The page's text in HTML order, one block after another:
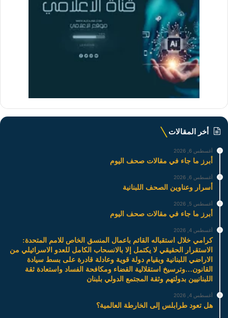
أخر المقالات
أغسطس 6, 2026
أبرز ما جاء في مقالات صحف اليوم
أغسطس 6, 2026
أسرار وعناوين الصحف اللبنانية
أغسطس 5, 2026
أبرز ما جاء في مقالات صحف اليوم
أغسطس 4, 2026
كرامي خلال استقباله القائم باعمال المنسق الخاص للامم المتحدة:
الاستقرار الحقيقي لا يكتمل إلا بالانسحاب الكامل للعدو الاسرائيلي من
الاراضي اللبنانية وبقيام دولة قوية وعادلة قادرة على بسط سيادة
القانون…وترسيخ استقلالية القضاء ومكافحة الفساد واستعادة ثقة
اللبنانيين بدولتهم وثقة المجتمع الدولي بلبنان
أغسطس 4, 2026
هل تعود طرابلس إلى الخارطة العالمية؟